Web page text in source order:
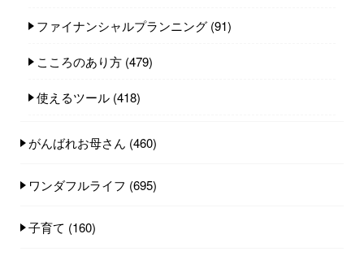
ファイナンシャルプランニング (91)
こころのあり方 (479)
使えるツール (418)
がんばれお母さん (460)
ワンダフルライフ (695)
子育て (160)